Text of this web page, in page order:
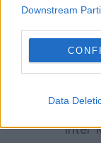
Downstream
Data
Inter